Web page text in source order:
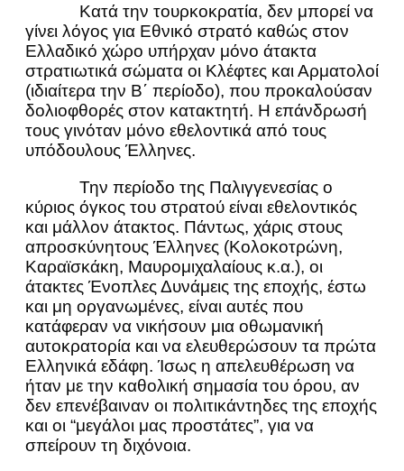
Κατά την τουρκοκρατία, δεν μπορεί να
γίνει λόγος για Εθνικό στρατό καθώς στον
Ελλαδικό χώρο υπήρχαν μόνο άτακτα
στρατιωτικά σώματα οι Κλέφτες και Αρματολοί
(ιδιαίτερα την Β΄ περίοδο), που προκαλούσαν
δολιοφθορές στον κατακτητή. Η επάνδρωσή
τους γινόταν μόνο εθελοντικά από τους
υπόδουλους Έλληνες.
Την περίοδο της Παλιγγενεσίας ο
κύριος όγκος του στρατού είναι εθελοντικός
και μάλλον άτακτος. Πάντως, χάρις στους
απροσκύνητους Έλληνες (Κολοκοτρώνη,
Καραϊσκάκη, Μαυρομιχαλαίους κ.α.), οι
άτακτες Ένοπλες Δυνάμεις της εποχής, έστω
και μη οργανωμένες, είναι αυτές που
κατάφεραν να νικήσουν μια οθωμανική
αυτοκρατορία και να ελευθερώσουν τα πρώτα
Ελληνικά εδάφη. Ίσως η απελευθέρωση να
ήταν με την καθολική σημασία του όρου, αν
δεν επενέβαιναν οι πολιτικάντηδες της εποχής
και οι “μεγάλοι μας προστάτες”, για να
σπείρουν τη διχόνοια.